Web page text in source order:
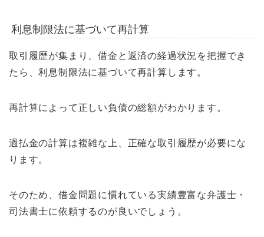
利息制限法に基づいて再計算
取引履歴が集まり、借金と返済の経過状況を把握でき
たら、利息制限法に基づいて再計算します。
再計算によって正しい負債の総額がわかります。
過払金の計算は複雑な上、正確な取引履歴が必要にな
ります。
そのため、借金問題に慣れている実績豊富な弁護士・
司法書士に依頼するのが良いでしょう。